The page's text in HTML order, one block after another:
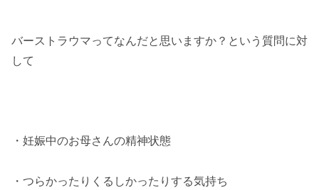
バーストラウマってなんだと思いますか？という質問に対
して
・妊娠中のお母さんの精神状態
・つらかったりくるしかったりする気持ち